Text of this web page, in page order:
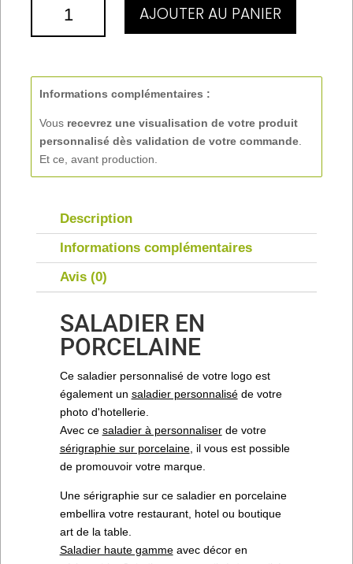
SALADIER
AJOUTER AU PANIER
Informations complémentaires :
Vous recevrez une visualisation de votre produit
personnalisé dès validation de votre commande
Et ce, avant production.
Description
Informations complémentaires
Avis (0)
SALADIER EN
PORCELAINE
Ce saladier personnalisé de votre logo est
également un saladier personnaliséde votre
photo d'hotellerie.
Avec ce saladier à personnaliserde votre
sérigraphie sur porcelaine, il vous est possible
de promouvoir votre marque.
Une sérigraphie sur ce saladier en porcelaine
embellira votre restaurant, hotel ou boutique
art de la table.
Saladier haute gammeavec décor en